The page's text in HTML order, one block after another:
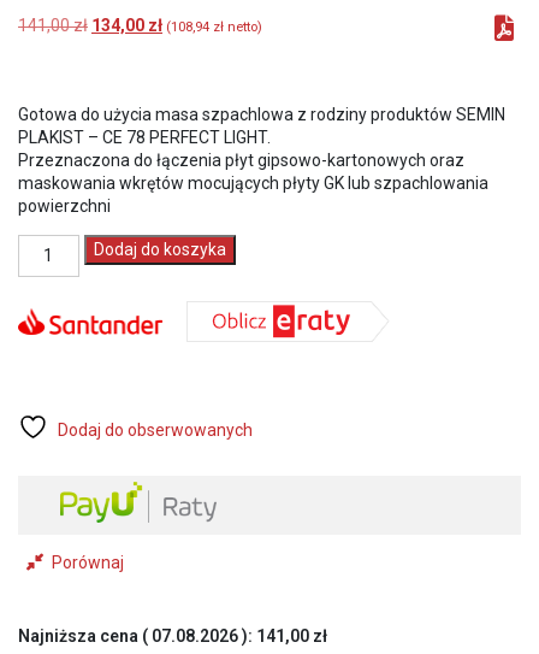
141,00zł Pierwotna
134,00 złAktualna
(108,94 zł netto)
Gotowa do użycia masa szpachlowa z rodziny produktów SEMIN
PLAKIST – CE 78 PERFECT LIGHT.
Przeznaczona do łączenia płyt gipsowo-kartonowych oraz
maskowania wkrętów mocujących płyty GK lub szpachlowania
powierzchni
ilość
SEMIN
PERFECT
LIGHT
Szpachlowa
20
Dodaj do koszyka
Dodaj do obserwowanych
Porównaj
Najniższa cena ( 07.08.2026): 141,00 zł